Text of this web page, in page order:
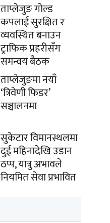
ताप्लेजुङ गोल्ड
कपलाई सुरक्षित र
व्यवस्थित बनाउन
ट्राफिक प्रहरीसँग
समन्वय बैठक
ताप्लेजुङमा नयाँ
‘त्रिवेणी फिडर’
सञ्चालनमा
सुकेटार विमानस्थलमा
दुई महिनादेखि उडान
ठप्प, यात्रु अभावले
नियमित सेवा प्रभावित